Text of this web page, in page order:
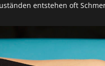
entstehen oft